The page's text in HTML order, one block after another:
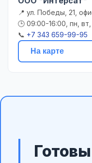
📍 ул. Победы, 21,
🕒 09:00-16:00, пн,
📞 +7 343 659-99-95
На карте